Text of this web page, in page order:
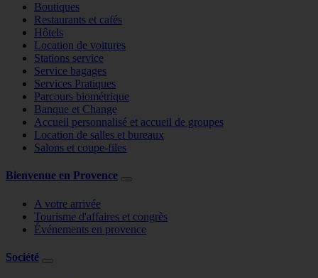
Boutiques
Restaurants et cafés
Hôtels
Location de voitures
Stations service
Service bagages
Services Pratiques
Parcours biométrique
Banque et Change
Accueil personnalisé et accueil de groupes
Location de salles et bureaux
Salons et coupe-files
Bienvenue en Provence
A votre arrivée
Tourisme d'affaires et congrès
Événements en provence
Société